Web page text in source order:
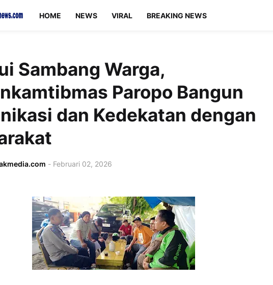
HOME NEWS VIRAL BREAKING NEWS
Sambang Warga,
Paropo Bangun
dan Kedekatan dengan
- Februari 02, 2026